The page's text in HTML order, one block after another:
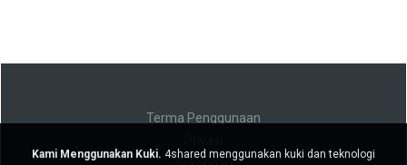
Terma Penggunaan
Kami Menggunakan Kuki. 4shared menggunakan kuki dan teknologi